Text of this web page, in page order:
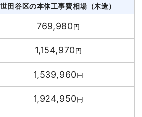
世田谷区の本体工事費相場（木造）
769,980円
1,154,970円
1,539,960円
1,924,950円